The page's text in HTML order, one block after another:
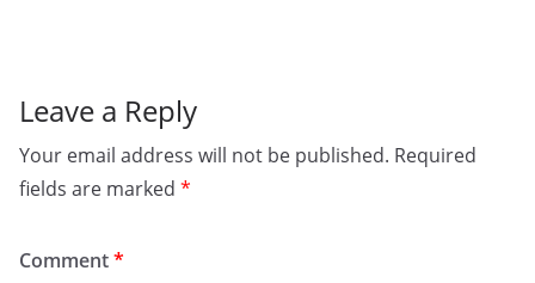
Leave a Reply
Your email address will not be published. Required
fields are marked *
Comment*